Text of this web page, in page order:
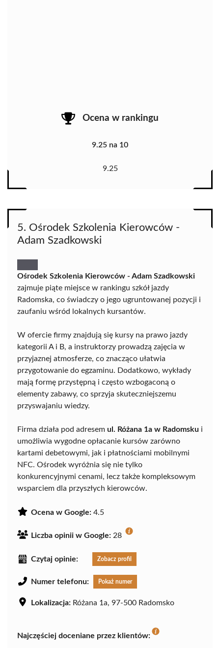
Ocena w rankingu
9.25 na 10
9.25
5. Ośrodek Szkolenia Kierowców -
Adam Szadkowski
Ośrodek Szkolenia Kierowców - Adam Szadkowski
zajmuje piąte miejsce w rankingu szkół jazdy
Radomska, co świadczy o jego ugruntowanej pozycji i
zaufaniu wśród lokalnych kursantów.
W ofercie firmy znajdują się kursy na prawo jazdy
kategorii A i B, a instruktorzy prowadzą zajęcia w
przyjaznej atmosferze, co znacząco ułatwia
przygotowanie do egzaminu. Dodatkowo, wykłady
mają formę przystępną i często wzbogaconą o
elementy zabawy, co sprzyja skuteczniejszemu
przyswajaniu wiedzy.
Firma działa pod adresem ul. Różana 1a w Radomsku i
umożliwia wygodne opłacanie kursów zarówno
kartami debetowymi, jak i płatnościami mobilnymi
NFC. Ośrodek wyróżnia się nie tylko
konkurencyjnymi cenami, lecz także kompleksowym
wsparciem dla przyszłych kierowców.
Ocena w Google: 4.5
Liczba opinii w Google: 28
Czytaj opinie: Zobacz profil
Numer telefonu: Pokaż numer
Lokalizacja: Różana 1a, 97-500 Radomsko
Najczęściej doceniane przez klientów: